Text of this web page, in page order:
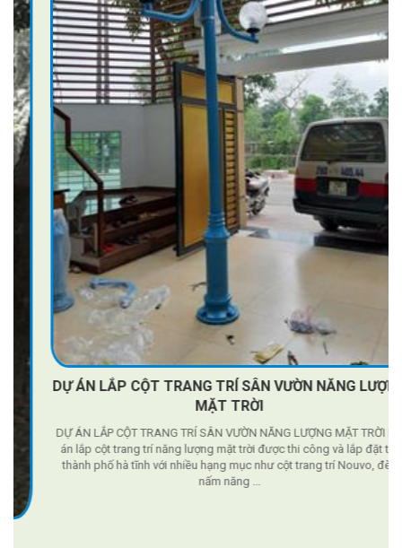
DỰ ÁN LẮP CỘT TRANG TRÍ SÂN VƯỜN NĂNG LƯỢNG
MẶT TRỜI
DỰ ÁN LẮP CỘT TRANG TRÍ SÂN VƯỜN NĂNG LƯỢNG MẶT TRỜI Dự
án lắp cột trang trí năng lượng mặt trời được thi công và lắp đặt tại
thành phố hà tĩnh với nhiều hạng mục như cột trang trí Nouvo, đèn
nấm năng ...